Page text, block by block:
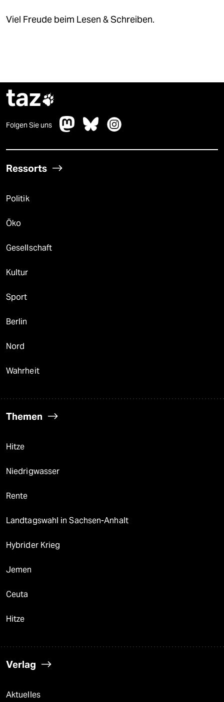
Viel Freude beim Lesen & Schreiben.
taz
Folgen Sie uns
Ressorts
Politik
Öko
Gesellschaft
Kultur
Sport
Berlin
Nord
Wahrheit
Themen
Hitze
Niedrigwasser
Rente
Landtagswahl in Sachsen-Anhalt
Hybrider Krieg
Jemen
Ceuta
Hitze
Verlag
Aktuelles